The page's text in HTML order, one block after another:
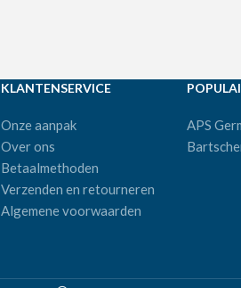
KLANTENSERVICE
Onze aanpak
Over ons
Betaalmethoden
Verzenden en retourneren
Algemene voorwaarden
APS